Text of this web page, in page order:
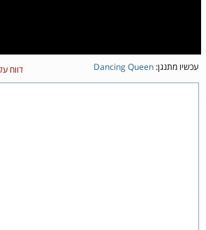
עכשיו מתנגן: Dancing Queen דווח